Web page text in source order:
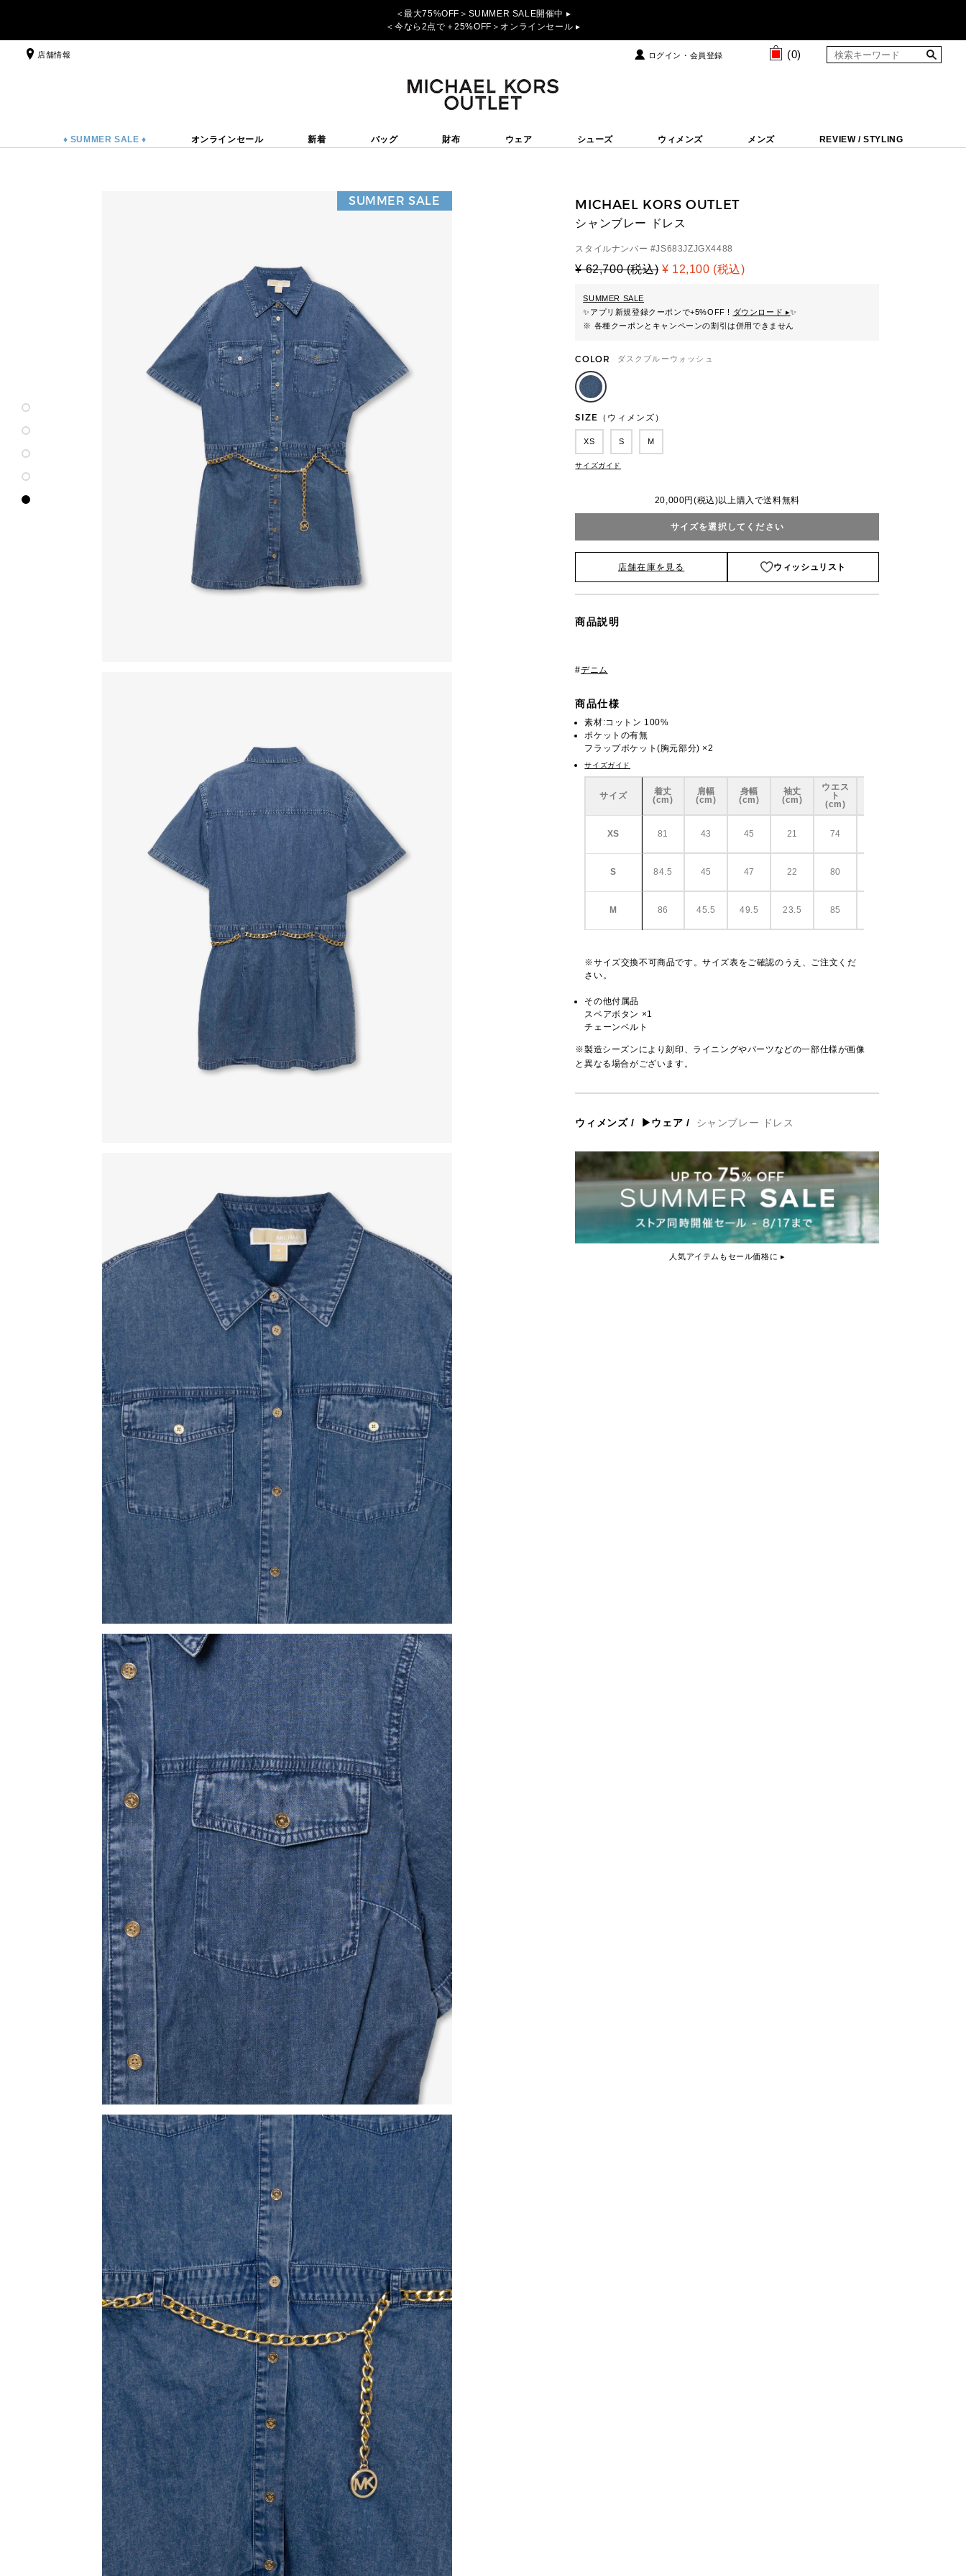
＜最大75%OFF＞SUMMER SALE開催中 ▸
＜今なら2点で＋25%OFF＞オンラインセール ▸
店舗情報 ログイン・会員登録 (0)
♦ SUMMER SALE ♦ オンラインセール 新着 バッグ 財布 ウェア シューズ ウィメンズ メンズ REVIEW / STYLING
SUMMER SALE MICHAEL KORS OUTLET
シャンブレー ドレス
スタイルナンバー #JS683JZJGX4488
¥ 62,700 (税込) ¥ 12,100 (税込)
SUMMER SALE
✨アプリ新規登録クーポンで+5%OFF ! ダウンロード ▸✨
※ 各種クーポンとキャンペーンの割引は併用できません
COLOR ダスクブルーウォッシュ
SIZE（ウィメンズ）
XS S M
サイズガイド
20,000円(税込)以上購入で送料無料
サイズを選択してください
店舗在庫を見る ウィッシュリスト
商品説明
#デニム
商品仕様
素材:コットン 100%
ポケットの有無
フラップポケット(胸元部分) ×2
サイズガイド
サイズ
着丈
(cm)
肩幅
(cm)
身幅
(cm)
袖丈
(cm)
ウエス
ト
(cm)
XS 81 43 45 21 74
S 84.5 45 47 22 80
M 86 45.5 49.5 23.5 85
※サイズ交換不可商品です。サイズ表をご確認のうえ、ご注文くだ
さい。
その他付属品
スペアボタン ×1
チェーンベルト
※製造シーズンにより刻印、ライニングやパーツなどの一部仕様が画像
と異なる場合がございます。
ウィメンズ/ ▶ウェア / シャンブレー ドレス
人気アイテムもセール価格に ▸